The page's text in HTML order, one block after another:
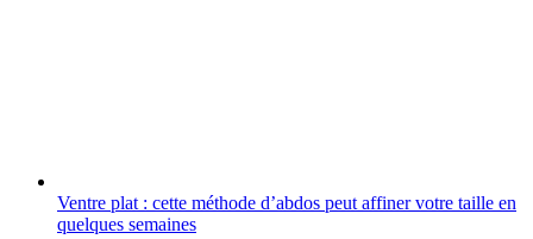
Ventre plat : cette méthode d’abdos peut affiner votre taille en
quelques semaines